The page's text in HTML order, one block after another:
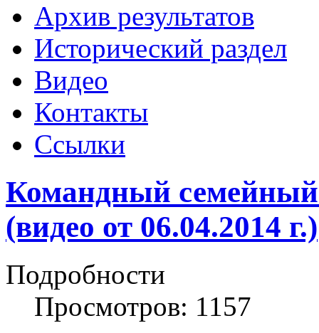
Архив результатов
Исторический раздел
Видео
Контакты
Ссылки
Командный
(видео от 06.04.2014 г.)
Подробности
Просмотров: 1157